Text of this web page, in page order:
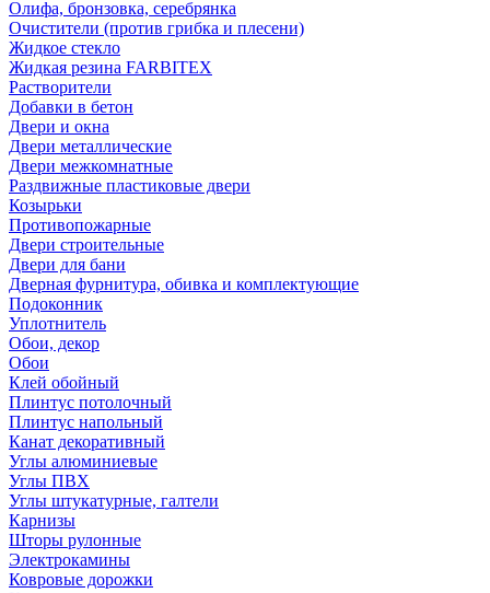
Олифа, бронзовка, серебрянка
Очистители (против грибка и плесени)
Жидкое стекло
Жидкая резина FARBITEX
Растворители
Добавки в бетон
Двери и окна
Двери металлические
Двери межкомнатные
Раздвижные пластиковые двери
Козырьки
Противопожарные
Двери строительные
Двери для бани
Дверная фурнитура, обивка и комплектующие
Подоконник
Уплотнитель
Обои, декор
Обои
Клей обойный
Плинтус потолочный
Плинтус напольный
Канат декоративный
Углы алюминиевые
Углы ПВХ
Углы штукатурные, галтели
Карнизы
Шторы рулонные
Электрокамины
Ковровые дорожки